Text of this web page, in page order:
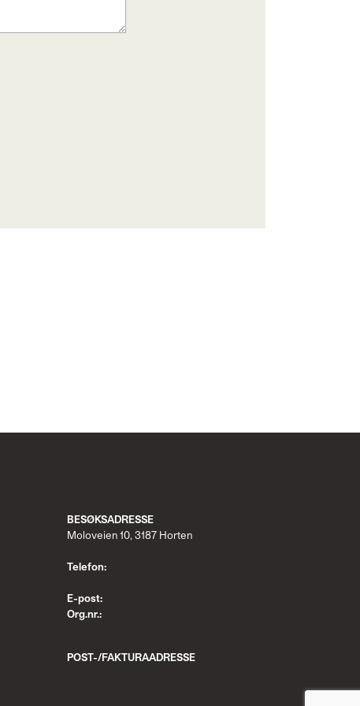
BESØKSADRESSE
Moloveien 10, 3187 Horten
Telefon:
E-post:
Org.nr.:
POST-/FAKTURAADRESSE